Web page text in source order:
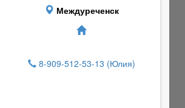
Междуреченск
8-909-512-53-13 (Юлия)